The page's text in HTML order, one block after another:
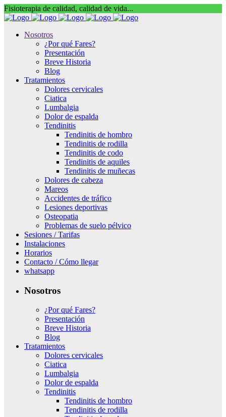
Fisioterapia de calidad, calidad de vida...
Nosotros
¿Por qué Fares?
Presentación
Breve Historia
Blog
Tratamientos
Dolores cervicales
Ciatica
Lumbalgia
Dolor de espalda
Tendinitis
Tendinitis de hombro
Tendinitis de rodilla
Tendinitis de codo
Tendinitis de aquiles
Tendinitis de muñecas
Dolores de cabeza
Mareos
Accidentes de tráfico
Lesiones deportivas
Osteopatia
Problemas de suelo pélvico
Sesiones / Tarifas
Instalaciones
Horarios
Contacto / Cómo llegar
whatsapp
Nosotros
¿Por qué Fares?
Presentación
Breve Historia
Blog
Tratamientos
Dolores cervicales
Ciatica
Lumbalgia
Dolor de espalda
Tendinitis
Tendinitis de hombro
Tendinitis de rodilla